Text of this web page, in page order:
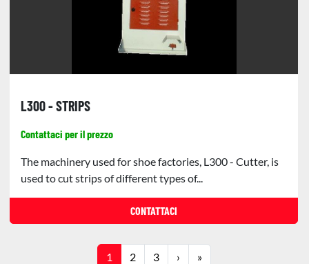
L300 - STRIPS
Contattaci per il prezzo
The machinery used for shoe factories, L300 - Cutter, is
used to cut strips of different types of...
CONTATTACI
1 2 3 › »